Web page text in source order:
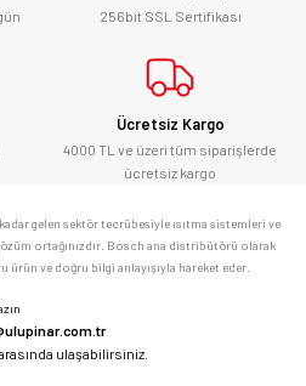
256bit SSL Sertifikası
Ücretsiz Kargo
4000 TL ve üzeri tüm siparişlerde
ücretsiz kargo
gelen sektör tecrübesiyle ısıtma sistemleri ve
ortağınızdır. Bosch ana distribütörü olarak
ve doğru bilgi anlayışıyla hareket eder.
ulaşabilirsiniz.